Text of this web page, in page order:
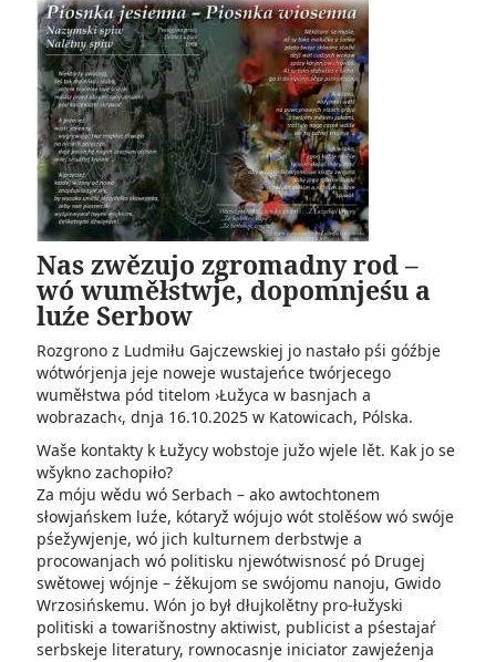
Nas zwězujo zgromadny rod –
wó wuměłstwje, dopomnjeśu a
luźe Serbow
Rozgrono z Ludmiłu Gajczewskiej jo nastało pśi góźbje
wótwórjenja jeje noweje wustajeńce twórjecego
wuměłstwa pód titelom ›Łužyca w basnjach a
wobrazach‹, dnja 16.10.2025 w Katowicach, Pólska.
Waše kontakty k Łužycy wobstoje južo wjele lět. Kak jo se
wšykno zachopiło?
Za móju wědu wó Serbach – ako awtochtonem
słowjańskem luźe, kótaryž wójujo wót stolěśow wó swóje
pśežywjenje, wó jich kulturnem derbstwje a
procowanjach wó politisku njewótwisnosć pó Drugej
swětowej wójnje – źěkujom se swójomu nanoju, Gwido
Wrzosińskemu. Wón jo był dłujkolětny pro-łužyski
politiski a towarišnostny aktiwist, publicist a pśestajaŕ
serbskeje literatury, rownocasnje iniciator zawjeźenja